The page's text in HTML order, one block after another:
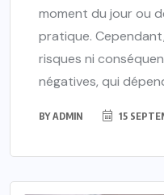
moment du jour ou
pratique.
risques ni
négatives, qui
BYADMIN 15